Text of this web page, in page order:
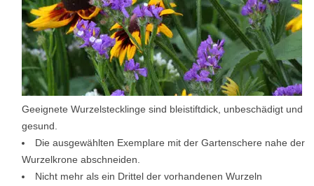
Geeignete Wurzelstecklinge sind bleistiftdick, unbeschädigt und
gesund.
Die ausgewählten Exemplare mit der Gartenschere nahe der
Wurzelkrone abschneiden.
Nicht mehr als ein Drittel der vorhandenen Wurzeln